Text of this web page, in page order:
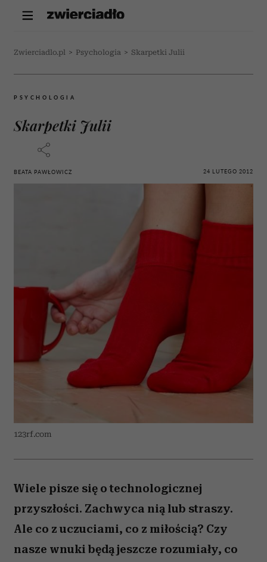
Zwierciadlo.pl > Psychologia > Skarpetki Julii
PSYCHOLOGIA
Skarpetki Julii
BEATA PAWŁOWICZ 24 LUTEGO 2012
123rf.com
Wiele pisze się o technologicznej
przyszłości. Zachwyca nią lub straszy.
Ale co z uczuciami, co z miłością? Czy
nasze wnuki będą jeszcze rozumiały, co